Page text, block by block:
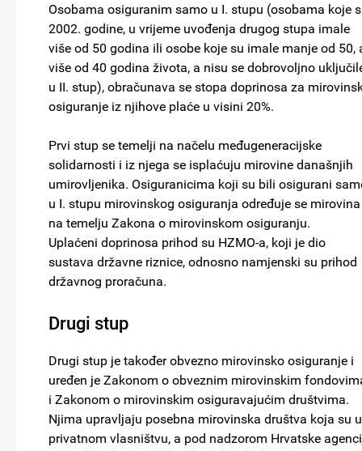
Osobama osiguranim samo u I. stupu (osobama koje
2002. godine, u vrijeme uvođenja drugog stupa imale
više od 50 godina ili osobe koje su imale manje od 50,
više od 40 godina života, a nisu se dobrovoljno
u II. stup), obračunava se stopa doprinosa za
osiguranje iz njihove plaće u visini 20%.
Prvi stup se temelji na načelu međugeneracijske
solidarnosti i iz njega se isplaćuju mirovine današnjih
umirovljenika. Osiguranicima koji su bili osigurani
u I. stupu mirovinskog osiguranja određuje se mirovina
na temelju Zakona o mirovinskom osiguranju.
Uplaćeni doprinosa prihod su HZMO-a, koji je dio
sustava državne riznice, odnosno namjenski su prihod
državnog proračuna.
Drugi stup
Drugi stup je također obvezno mirovinsko osiguranje i
uređen je Zakonom o obveznim mirovinskim
i Zakonom o mirovinskim osiguravajućim društvima.
Njima upravljaju posebna mirovinska društva koja su u
privatnom vlasništvu, a pod nadzorom Hrvatske